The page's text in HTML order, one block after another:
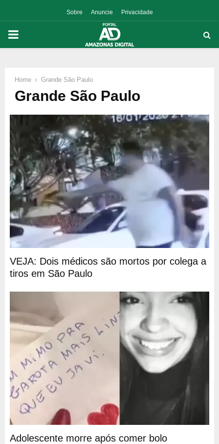
Sobre Anuncie Privacidade
PRIMARY
Home Grande São Paulo
Grande São Paulo
VEJA: Dois médicos são mortos por colega a
tiros em São Paulo
Adolescente morre após comer bolo